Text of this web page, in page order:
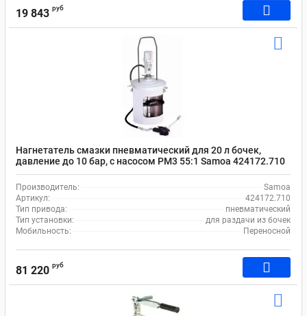
19 843 руб
Нагнетатель смазки пневматический для 20 л бочек,
давление до 10 бар, с насосом РМ3 55:1 Samoa 424172.710
Производитель:
Samoa
Артикул:
424172.710
Тип привода:
пневматический
Тип установки:
для раздачи из бочек
Мобильность:
Переносной
81 220 руб